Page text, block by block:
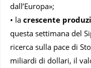
dall’Europa»;
• la crescente
questa settimana del
ricerca sulla pace di
miliardi di dollari, il